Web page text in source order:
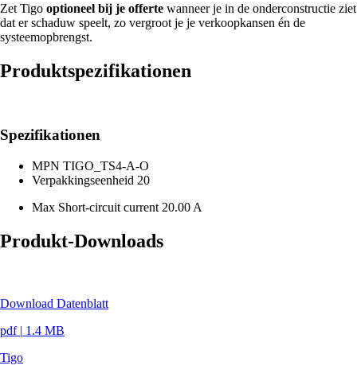
Zet Tigo optioneel bij je offerte wanneer je in de onderconstructie ziet
dat er schaduw speelt, zo vergroot je je verkoopkansen én de
systeemopbrengst.
Produktspezifikationen
Spezifikationen
MPN TIGO_TS4-A-O
Verpakkingseenheid 20
Max Short-circuit current 20.00 A
Produkt-Downloads
Download Datenblatt
pdf | 1.4 MB
Tigo